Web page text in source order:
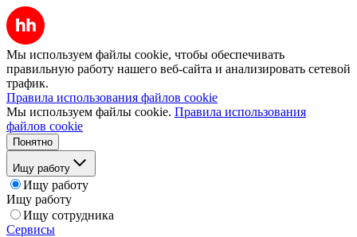
Мы используем файлы cookie, чтобы обеспечивать
правильную работу нашего веб-сайта и анализировать сетевой
трафик.
Правила использования файлов cookie
Мы используем файлы cookie. Правила использования
файлов cookie
Понятно
Ищу работу
Ищу работу
Ищу работу
Ищу сотрудника
Сервисы